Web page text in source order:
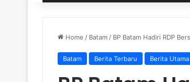
Home / Batam / BP Batam Hadiri RDP
Batam Berita Terbaru Berita Utama